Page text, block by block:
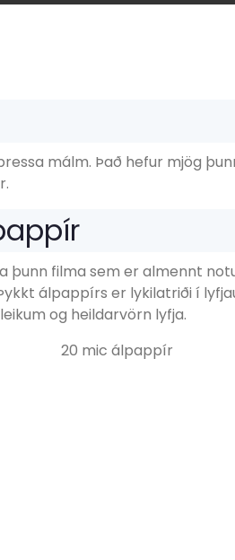
málm. Það hefur mjög
filma sem er almennt
álpappírs er lykilatriði í
og heildarvörn lyfja.